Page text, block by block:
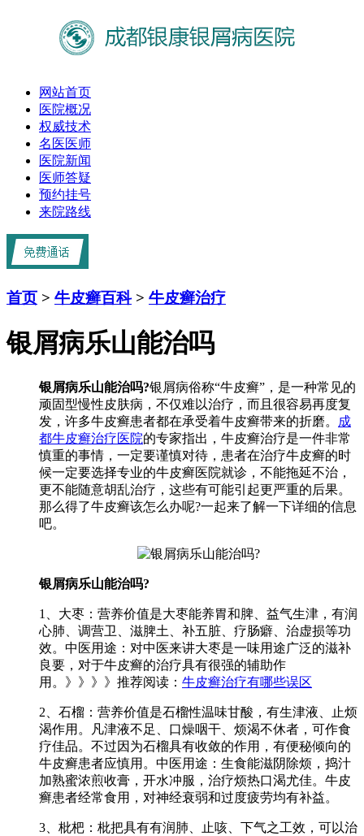
网站首页
医院概况
权威技术
名医医师
医院新闻
医师答疑
预约挂号
来院路线
首页 > 牛皮癣百科> 牛皮癣治疗
银屑病乐山能治吗
银屑病乐山能治吗?银屑病俗称“牛皮癣”，是一种常见的
顽固型慢性皮肤病，不仅难以治疗，而且很容易再度复
发，许多牛皮癣患者都在承受着牛皮癣带来的折磨。
成
都牛皮癣治疗医院的专家指出，牛皮癣治疗是一件非常
慎重的事情，一定要谨慎对待，患者在治疗牛皮癣的时
候一定要选择专业的牛皮癣医院就诊，不能拖延不治，
更不能随意胡乱治疗，这些有可能引起更严重的后果。
那么得了牛皮癣该怎么办呢?一起来了解一下详细的信息
吧。
银屑病乐山能治吗?
1、大枣：营养价值是大枣能养胃和脾、益气生津，有润
心肺、调营卫、滋脾土、补五脏、疗肠癖、治虚损等功
效。中医用途：对中医来讲大枣是一味用途广泛的滋补
良要，对于牛皮癣的治疗具有很强的辅助作
用。》》》》推荐阅读： 牛皮癣治疗有哪些误区
2、石榴：营养价值是石榴性温味甘酸，有生津液、止烦
渴作用。凡津液不足、口燥咽干、烦渴不休者，可作食
疗佳品。不过因为石榴具有收敛的作用，有便秘倾向的
牛皮癣患者应慎用。中医用途：生食能滋阴除烦，捣汁
加熟蜜浓煎收膏，开水冲服，治疗烦热口渴尤佳。牛皮
癣患者经常食用，对神经衰弱和过度疲劳均有补益。
3、枇杷：枇把具有有润肺、止咳、下气之工效，可以治